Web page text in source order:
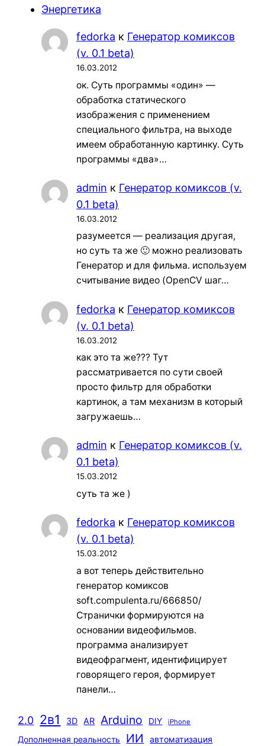
Энергетика
fedorka к Генератор комиксов
(v. 0.1 beta)
16.03.2012
ок. Суть программы «один» —
обработка статического
изображения с применением
специального фильтра, на выходе
имеем обработанную картинку. Суть
программы «два»…
admin к Генератор комиксов (v.
0.1 beta)
16.03.2012
разумеется — реализация другая,
но суть та же 🙂 можно реализовать
Генератор и для фильма. используем
считывание видео (OpenCV шаг…
fedorka к Генератор комиксов
(v. 0.1 beta)
16.03.2012
как это та же??? Тут
рассматривается по сути своей
просто фильтр для обработки
картинок, а там механизм в который
загружаешь…
admin к Генератор комиксов (v.
0.1 beta)
15.03.2012
суть та же )
fedorka к Генератор комиксов
(v. 0.1 beta)
15.03.2012
а вот теперь действительно
генератор комиксов
soft.compulenta.ru/666850/
Странички формируются на
основании видеофильмов.
программа анализирует
видеофрагмент, идентифицирует
говорящего героя, формирует
панели…
2.0 2в1 3D AR Arduino DIY iPhone
Дополненная реальность ИИ автоматизация